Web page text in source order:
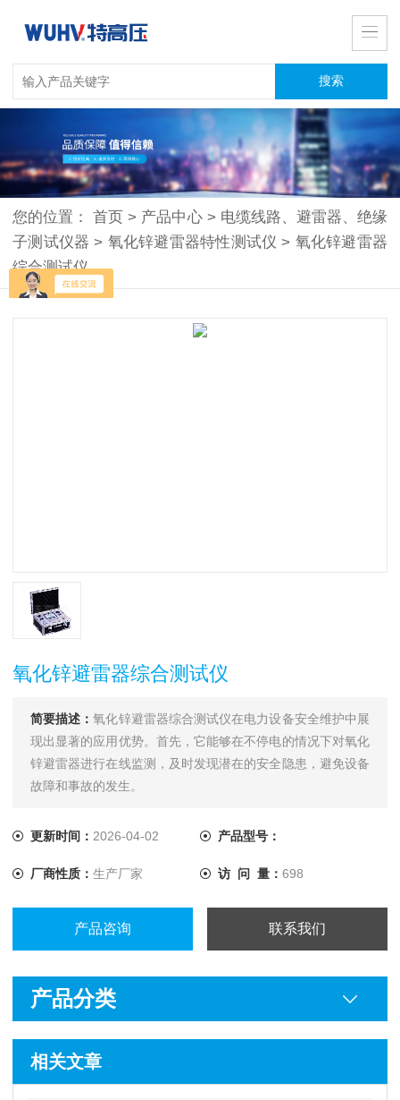
您的位置：首页 > 产品中心 > 电缆线路、避雷器、绝缘
子测试仪器 > 氧化锌避雷器特性测试仪 > 氧化锌避雷器
综合测试仪
氧化锌避雷器综合测试仪
简要描述：氧化锌避雷器综合测试仪在电力设备安全维护中展
现出显著的应用优势。首先，它能够在不停电的情况下对氧化
锌避雷器进行在线监测，及时发现潜在的安全隐患，避免设备
故障和事故的发生。
更新时间： 2026-04-02 产品型号：
厂商性质： 生产厂家 访 问 量： 698
产品咨询 联系我们
产品分类
相关文章